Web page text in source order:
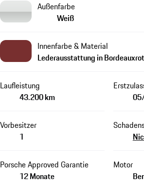
Außenfarbe
Weiß
Innenfarbe & Material
Lederausstattung in Bordeauxrot
Laufleistung
43.200 km
Vorbesitzer
1
Porsche Approved Garantie
12 Monate
Motor